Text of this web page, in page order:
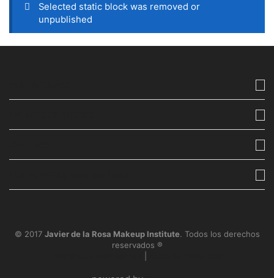
Selected static block was removed or
unpublished
© 2017 Javier de la Rosa Makeup Institute. Todos los derechos
reservados ®